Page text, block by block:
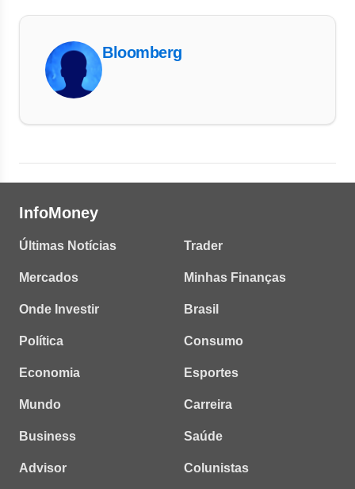
Bloomberg
InfoMoney
Últimas Notícias
Mercados
Onde Investir
Política
Economia
Mundo
Business
Advisor
Trader
Minhas Finanças
Brasil
Consumo
Esportes
Carreira
Saúde
Colunistas